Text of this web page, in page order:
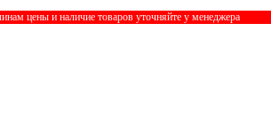
цены и наличие товаров уточняйте у менеджера